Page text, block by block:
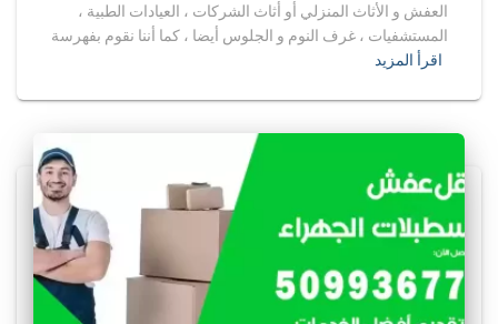
العفش و الأثاث المنزلي أو أثاث الشركات ، العيادات الطبية ،
المستشفيات ، غرف النوم و الجلوس أيضا ، كما أننا نقوم بفهرسة
اقرأ المزيد